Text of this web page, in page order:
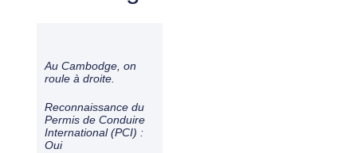
Au Cambodge, on
roule à droite.
Reconnaissance du
Permis de Conduire
International (PCI) :
Oui